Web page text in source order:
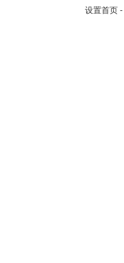
设置首页 -